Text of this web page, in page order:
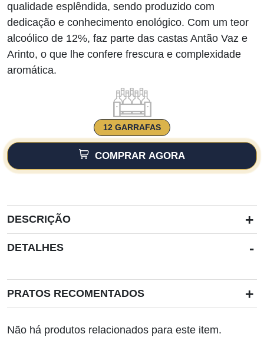
qualidade esplêndida, sendo produzido com
dedicação e conhecimento enológico. Com um teor
alcoólico de 12%, faz parte das castas Antão Vaz e
Arinto, o que lhe confere frescura e complexidade
aromática.
12 GARRAFAS
COMPRAR AGORA
DESCRIÇÃO +
DETALHES -
PRATOS RECOMENTADOS +
Não há produtos relacionados para este item.